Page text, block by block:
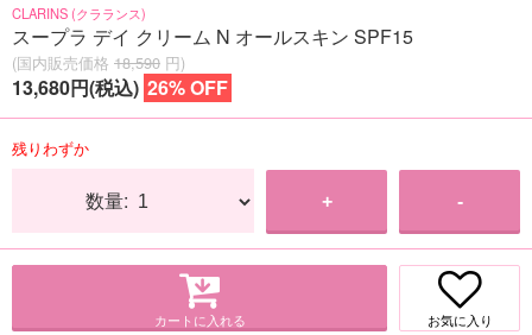
CLARINS (クラランス)
スープラ デイ クリーム N オールスキン SPF15
(国内販売価格 18,590 円)
13,680円(税込) 26% OFF
残りわずか
数量: + -
カートに入れる お気に入り